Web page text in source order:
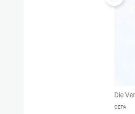
Die
GEPA